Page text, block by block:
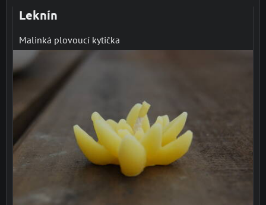
Mřížka
Leknín
Malinká plovoucí kytička